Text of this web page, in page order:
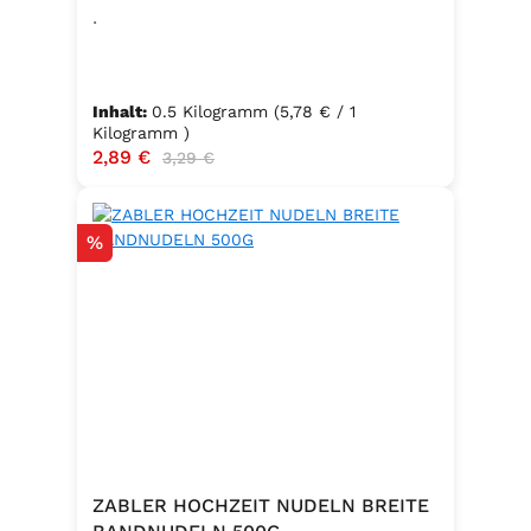
.
Inhalt: 0.5 Kilogramm (5,78 € / 1
Kilogramm )
Verkaufspreis:
2,89 € Regulärer Preis:
3,29 €
Rabatt
%
ZABLER HOCHZEIT NUDELN BREITE